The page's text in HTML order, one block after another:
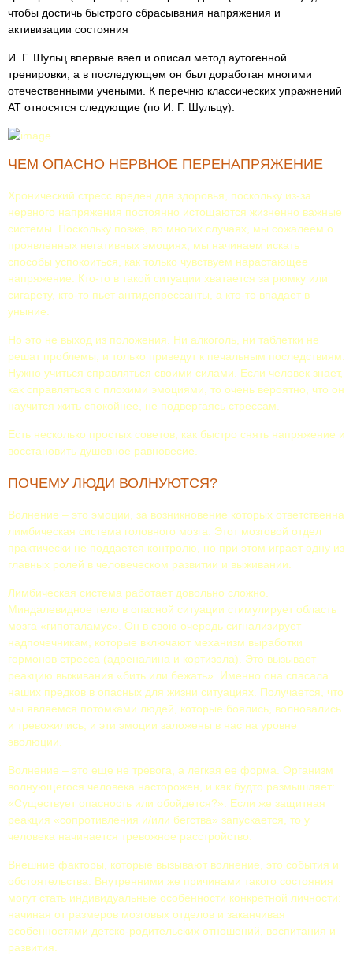
чтобы достичь быстрого сбрасывания напряжения и
активизации состояния
И. Г. Шульц впервые ввел и описал метод аутогенной
тренировки, а в последующем он был доработан многими
отечественными учеными. К перечню классических упражнений
AT относятся следующие (по И. Г. Шульцу):
ЧЕМ ОПАСНО НЕРВНОЕ ПЕРЕНАПРЯЖЕНИЕ
Хронический стресс вреден для здоровья, поскольку из-за
нервного напряжения постоянно истощаются жизненно важные
системы. Поскольку позже, во многих случаях, мы сожалеем о
проявленных негативных эмоциях, мы начинаем искать
способы успокоиться, как только чувствуем нарастающее
напряжение. Кто-то в такой ситуации хватается за рюмку или
сигарету, кто-то пьет антидепрессанты, а кто-то впадает в
уныние.
Но это не выход из положения. Ни алкоголь, ни таблетки не
решат проблемы, и только приведут к печальным последствиям.
Нужно учиться справляться своими силами. Если человек знает,
как справляться с плохими эмоциями, то очень вероятно, что он
научится жить спокойнее, не подвергаясь стрессам.
Есть несколько простых советов, как быстро снять напряжение и
восстановить душевное равновесие.
ПОЧЕМУ ЛЮДИ ВОЛНУЮТСЯ?
Волнение – это эмоции, за возникновение которых ответственна
лимбическая система головного мозга. Этот мозговой отдел
практически не поддается контролю, но при этом играет одну из
главных ролей в человеческом развитии и выживании.
Лимбическая система работает довольно сложно.
Миндалевидное тело в опасной ситуации стимулирует область
мозга «гипоталамус». Он в свою очередь сигнализирует
надпочечникам, которые включают механизм выработки
гормонов стресса (адреналина и кортизола). Это вызывает
реакцию выживания «бить или бежать». Именно она спасала
наших предков в опасных для жизни ситуациях. Получается, что
мы являемся потомками людей, которые боялись, волновались
и тревожились, и эти эмоции заложены в нас на уровне
эволюции.
Волнение – это еще не тревога, а легкая ее форма. Организм
волнующегося человека насторожен, и как будто размышляет:
«Существует опасность или обойдется?». Если же защитная
реакция «сопротивления и/или бегства» запускается, то у
человека начинается тревожное расстройство.
Внешние факторы, которые вызывают волнение, это события и
обстоятельства. Внутренними же причинами такого состояния
могут стать индивидуальные особенности конкретной личности:
начиная от размеров мозговых отделов и заканчивая
особенностями детско-родительских отношений, воспитания и
развития.